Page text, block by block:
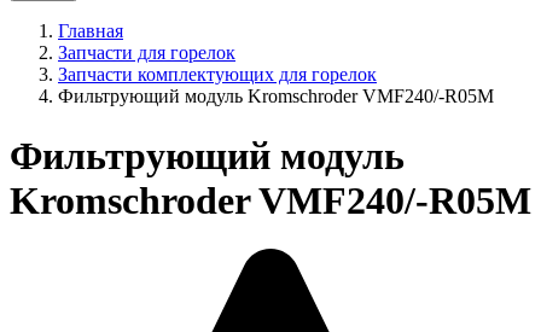
Главная
Запчасти для горелок
Запчасти комплектующих для горелок
Фильтрующий модуль Kromschroder VMF240/-R05M
Фильтрующий модуль
Kromschroder VMF240/-R05M